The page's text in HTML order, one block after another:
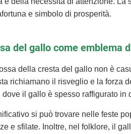
e simbolo di prosperità.
del gallo come emblema
della cresta del gallo non è
richiamano il risveglio e la forza
dove il gallo è spesso raffigurato
si può trovare nelle feste
e sfilate. Inoltre, nel folklore, il